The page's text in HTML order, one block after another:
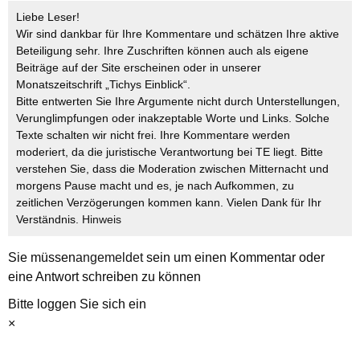
Liebe Leser!
Wir sind dankbar für Ihre Kommentare und schätzen Ihre aktive
Beteiligung sehr. Ihre Zuschriften können auch als eigene
Beiträge auf der Site erscheinen oder in unserer
Monatszeitschrift „Tichys Einblick“.
Bitte entwerten Sie Ihre Argumente nicht durch Unterstellungen,
Verunglimpfungen oder inakzeptable Worte und Links. Solche
Texte schalten wir nicht frei. Ihre Kommentare werden
moderiert, da die juristische Verantwortung bei TE liegt. Bitte
verstehen Sie, dass die Moderation zwischen Mitternacht und
morgens Pause macht und es, je nach Aufkommen, zu
zeitlichen Verzögerungen kommen kann. Vielen Dank für Ihr
Verständnis. Hinweis
Sie müssenangemeldetsein um einen Kommentar oder
eine Antwort schreiben zu können
Bitte loggen Sie sich ein
×